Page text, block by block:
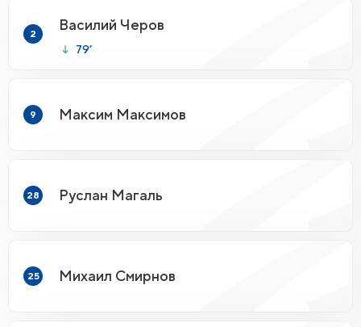
2
Василий Черов
79’
9 Максим Максимов
28 Руслан Магаль
25 Михаил Смирнов